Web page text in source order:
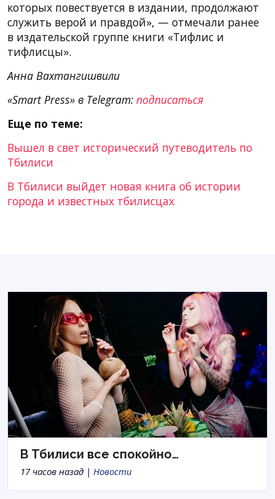
которых повествуется в издании, продолжают
служить верой и правдой», — отмечали ранее
в издательской группе книги «Тифлис и
тифлисцы».
Анна Вахтангишвили
«Smart Press» в Telegram: подписаться
Еще по теме:
Вышел в свет исторический путеводитель по
Тбилиси
В Тбилиси выйдет новая книга об истории
города и известных тбилисцах
В Тбилиси все спокойно…
17 часов назад | Новости